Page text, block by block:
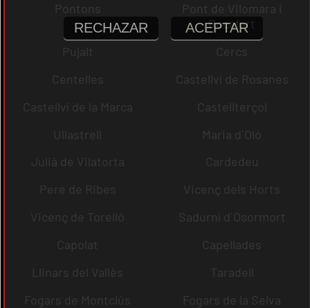
Pontons
Pont de Vilomara i
Rocafort
Pujalt
Cercs
Centelles
Castellví de Rosanes
Castellví de la Marca
Castellterçol
Ullastrell
Maria d´Oló
Julià de Vilatorta
Cardedeu
Pere de Ribes
Vicenç dels Horts
Vicenç de Torelló
Sadurní d´Osormort
Capolat
Capellades
Llinars del Vallès
Taradell
Fogars de Montclús
Fogars de la Selva
RECHAZAR ACEPTAR